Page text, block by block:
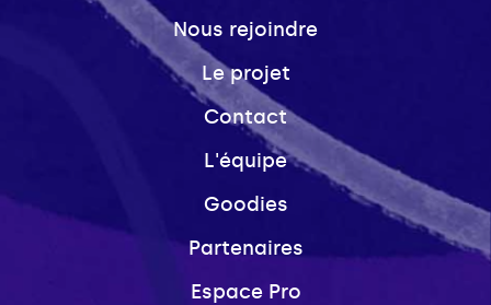
Nous rejoindre
Le projet
Contact
L'équipe
Goodies
Partenaires
Espace Pro